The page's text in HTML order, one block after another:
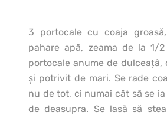
3 portocale cu coaja
pahare apă, zeama de la 1/2
portocale anume de dulceaţâ,
şi potrivit de mari. Se rade
nu de tot, ci numai cât să se
de deasupra. Se lasă să